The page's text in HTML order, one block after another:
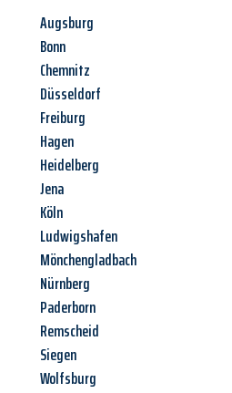
Augsburg
Bonn
Chemnitz
Düsseldorf
Freiburg
Hagen
Heidelberg
Jena
Köln
Ludwigshafen
Mönchengladbach
Nürnberg
Paderborn
Remscheid
Siegen
Wolfsburg